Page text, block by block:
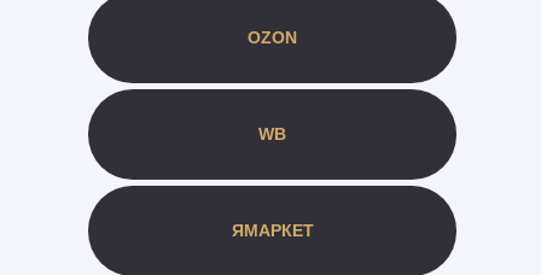
OZON
WB
ЯМАРКЕТ